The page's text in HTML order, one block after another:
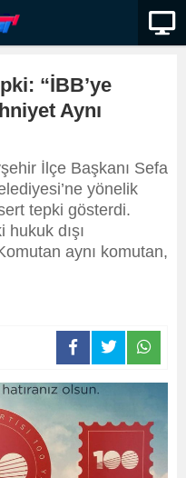
“İBB’ye
Aynı
İlçe Başkanı Sefa
yönelik
tepki gösterdi.
dışı
aynı komutan,